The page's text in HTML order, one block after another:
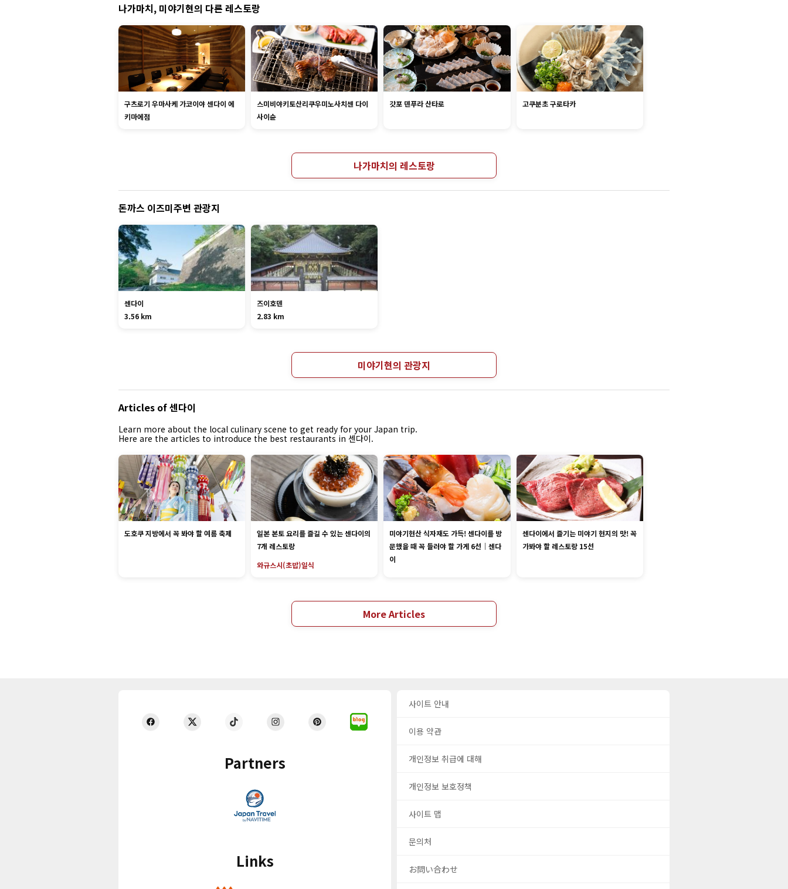
나가마치, 미야기현의 다른 레스토랑
구츠로기 우마사케 가코이야 센다이 에
키마에점
스미비야키토산리쿠우미노사치센 다이
사이슌
갓포 덴푸라 산타로 고쿠분초 구로타카
나가마치의 레스토랑
돈까스 이즈미주변 관광지
센다이
3.56 km
즈이호덴
2.83 km
미야기현의 관광지
Articles of 센다이
Learn more about the local culinary scene to get ready for your Japan trip.
Here are the articles to introduce the best restaurants in 센다이.
도호쿠 지방에서 꼭 봐야 할 여름 축제
일본 본토 요리를 즐길 수 있는 센다이의
7개 레스토랑
와규스시(초밥)일식
미야기현산 식자재도 가득! 센다이를 방
문했을 때 꼭 들러야 할 가게 6선｜센다
이
센다이에서 즐기는 미야기 현지의 맛! 꼭
가봐야 할 레스토랑 15선
More Articles
Partners
Links
사이트 안내
이용 약관
개인정보 취급에 대해
개인정보 보호정책
사이트 맵
문의처
お問い合わせ